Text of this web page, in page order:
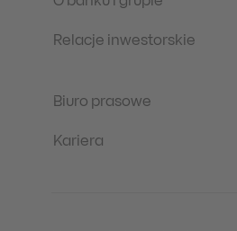
Relacje inwestorskie
Biuro prasowe
Kariera